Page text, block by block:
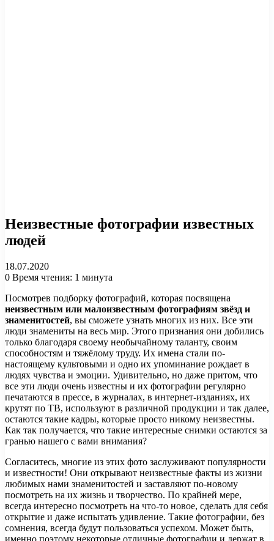
Неизвестные фотографии известных
людей
18.07.2020
0 Время чтения: 1 минута
Посмотрев подборку фотографий, которая посвящена
неизвестным или малоизвестным фотографиям звёзд и
знаменитостей, вы сможете узнать многих из них. Все эти
люди знамениты на весь мир. Этого признания они добились
только благодаря своему необычайному таланту, своим
способностям и тяжёлому труду. Их имена стали по-
настоящему культовыми и одно их упоминание рождает в
людях чувства и эмоции. Удивительно, но даже притом, что
все эти люди очень известны и их фотографии регулярно
печатаются в прессе, в журналах, в интернет-изданиях, их
крутят по ТВ, используют в различной продукции и так далее,
остаются такие кадры, которые просто никому неизвестны.
Как так получается, что такие интересные снимки остаются за
гранью нашего с вами внимания?
Согласитесь, многие из этих фото заслуживают популярности
и известности! Они открывают неизвестные факты из жизни
любимых нами знаменитостей и заставляют по-новому
посмотреть на их жизнь и творчество. По крайней мере,
всегда интересно посмотреть на что-то новое, сделать для себя
открытие и даже испытать удивление. Такие фотографии, без
сомнения, всегда будут пользоваться успехом. Может быть,
именно поэтому некоторые отличные фотографии и держат в